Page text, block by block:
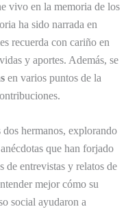
vivo en la memoria de los
ha sido narrada en
recuerda con cariño en
y aportes. Además, se
en varios puntos de la
hermanos, explorando
que han forjado
de entrevistas y relatos de
mejor cómo su
social ayudaron a